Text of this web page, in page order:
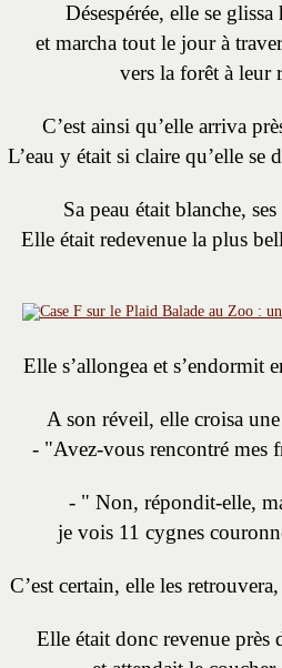
Désespérée, elle se
et marcha tout le jour à
vers la forêt à leur
C’est ainsi qu’elle arriva
L’eau y était si claire qu’elle se
Sa peau était blanche,
Elle était redevenue la plus
Elle s’allongea et s’endormit
A son réveil, elle croisa
- "Avez-vous rencontré mes
- " Non, répondit-elle,
je vois 11 cygnes
C’est certain, elle les
Elle était donc revenue près